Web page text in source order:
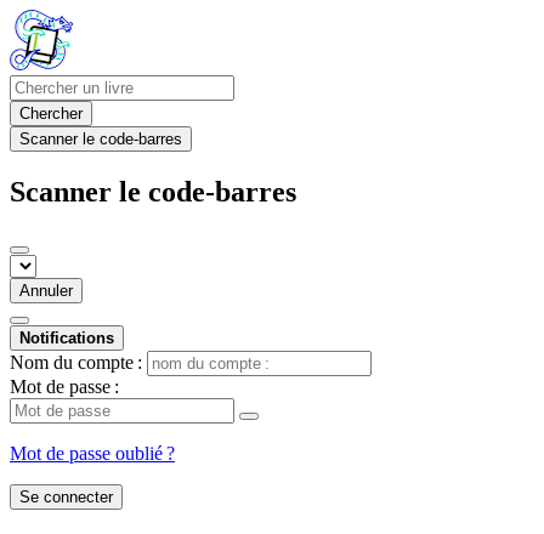
Chercher
Scanner le code-barres
Scanner le code-barres
Annuler
Notifications
Nom du compte :
Mot de passe :
Mot de passe oublié ?
Se connecter